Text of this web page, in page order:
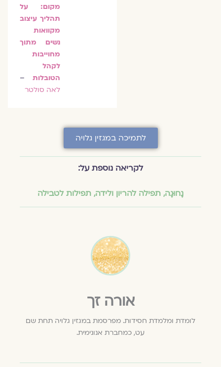
מקום: על
תהליך עיצוב
מקוואות
נשים מתוך
מחוייבות
לקהל
הטובלות–
לאה סולטר
לתמיכה במגזין גלויה
לקריאה נוספת על:
נָחוּגָה,תפילה להריון ולידה,תפילות לטבילה
אורה זך
לומדת ומלמדת חסידות. מפרסמת במגזין גלויה תחת שם
עט, כמחברת אנונימית.